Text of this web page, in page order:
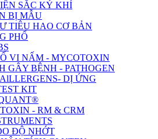
SẮC KÝ KHÍ
BỊ MẪU
TIÊU HAO CƠ BẢN
PHỔ
VI NẤM - MYCOTOXIN
GÂY BỆNH - PATHOGEN
DỊ ỨNG
KIT
- RM & CRM
ĐỘ NHỚT